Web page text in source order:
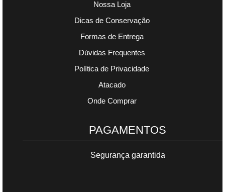
Nossa Loja
Dicas de Conservação
Formas de Entrega
Dúvidas Frequentes
Política de Privacidade
Atacado
Onde Comprar
PAGAMENTOS
Segurança garantida